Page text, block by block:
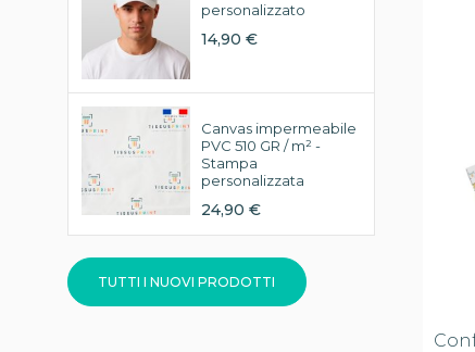
personalizzato
14,90 €
Canvas impermeabile
PVC 510 GR / m² -
Stampa
personalizzata
24,90 €
TUTTI I NUOVI PRODOTTI